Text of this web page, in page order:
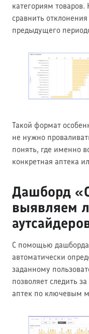
категориям
сравнить
предыдущего
Такой формат
не нужно
понять, где именно
конкретная аптека
Дашборд
выявляем
С помощью
автоматически
заданному
позволяет следить
аптек по ключевым